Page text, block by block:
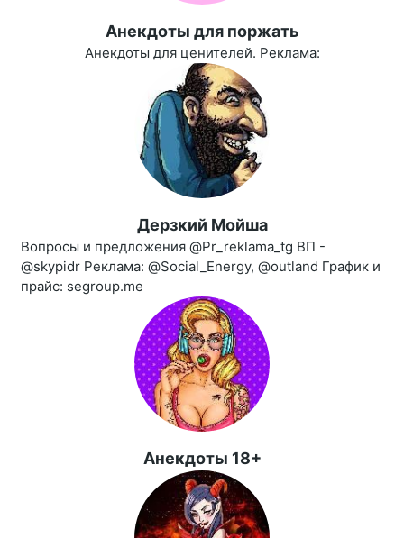
Aнекдоты для поржать
Анекдоты для ценителей. Реклама:
Дерзкий Мойша
Вопросы и предложения @Pr_reklama_tg ВП -
@skypidr Реклама: @Social_Energy, @outland График и
прайс: segroup.me
Анекдоты 18+